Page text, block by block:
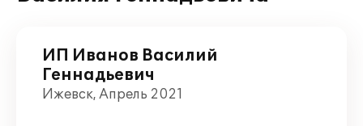
ИП Иванов Василий
Геннадьевич
Ижевск, Апрель 2021